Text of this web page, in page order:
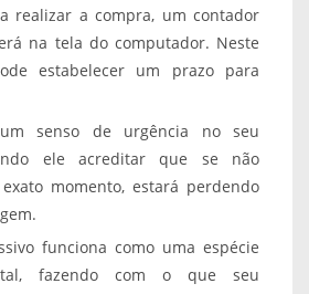
realizar a compra, um contador
na tela do computador. Neste
estabelecer um prazo para
senso de urgência no seu
ele acreditar que se não
momento, estará perdendo
funciona como uma espécie
fazendo com o que seu